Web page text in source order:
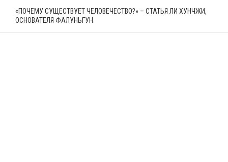
«ПОЧЕМУ СУЩЕСТВУЕТ ЧЕЛОВЕЧЕСТВО?» – СТАТЬЯ ЛИ ХУНЧЖИ,
ОСНОВАТЕЛЯ ФАЛУНЬГУН